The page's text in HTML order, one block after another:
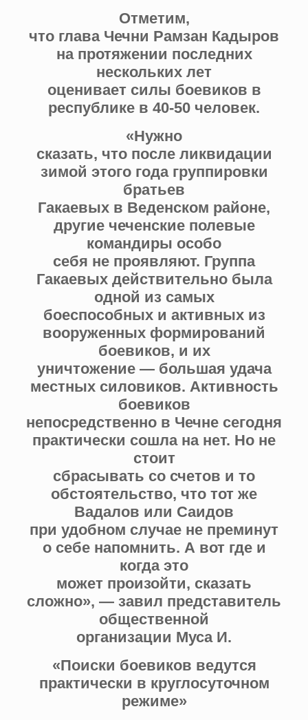
Отметим,
что глава Чечни Рамзан Кадыров
на протяжении последних
нескольких лет
оценивает силы боевиков в
республике в 40-50 человек.
«Нужно
сказать, что после ликвидации
зимой этого года группировки
братьев
Гакаевых в Веденском районе,
другие чеченские полевые
командиры особо
себя не проявляют. Группа
Гакаевых действительно была
одной из самых
боеспособных и активных из
вооруженных формирований
боевиков, и их
уничтожение — большая удача
местных силовиков. Активность
боевиков
непосредственно в Чечне сегодня
практически сошла на нет. Но не
стоит
сбрасывать со счетов и то
обстоятельство, что тот же
Вадалов или Саидов
при удобном случае не преминут
о себе напомнить. А вот где и
когда это
может произойти, сказать
сложно», — завил представитель
общественной
организации Муса И.
«Поиски боевиков ведутся
практически в круглосуточном
режиме»